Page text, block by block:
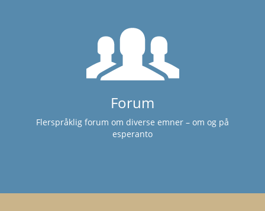
Forum
Flerspråklig forum om diverse emner – om og på
esperanto